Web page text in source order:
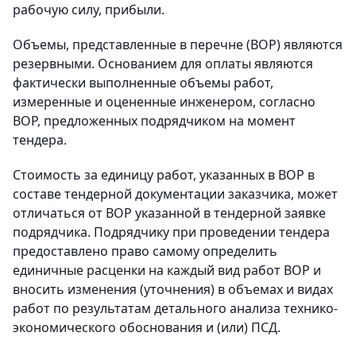
рабочую силу, прибыли.
Объемы, представленные в перечне (ВОР) являются
резервными. Основанием для оплаты являются
фактически выполненные объемы работ,
измеренные и оцененные инженером, согласно
ВОР, предложенных подрядчиком на момент
тендера.
Стоимость за единицу работ, указанных в ВОР в
составе тендерной документации заказчика, может
отличаться от ВОР указанной в тендерной заявке
подрядчика. Подрядчику при проведении тендера
предоставлено право самому определить
единичные расценки на каждый вид работ ВОР и
вносить изменения (уточнения) в объемах и видах
работ по результатам детального анализа технико-
экономического обоснования и (или) ПСД.